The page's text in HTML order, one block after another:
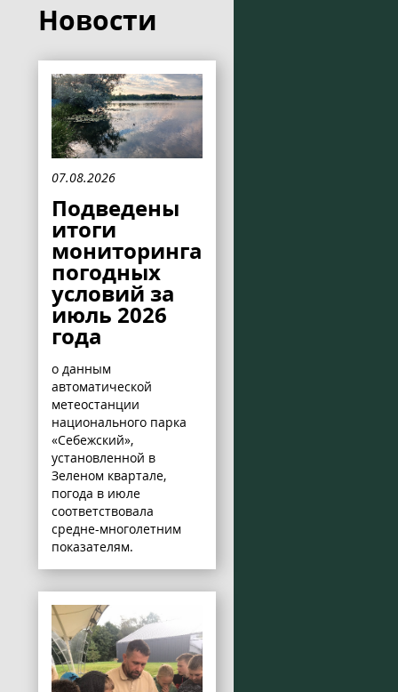
Новости
07.08.2026
Подведены
итоги
мониторинга
погодных
условий за
июль 2026
года
о данным
автоматической
метеостанции
национального парка
«Себежский»,
установленной в
Зеленом квартале,
погода в июле
соответствовала
средне-многолетним
показателям.